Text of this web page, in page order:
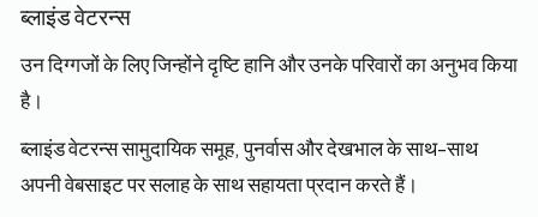
ब्लाइंड वेटरन्स
उन दिग्गजों के लिए जिन्होंने दृष्टि हानि और उनके परिवारों का अनुभव किया
है।
ब्लाइंड वेटरन्स सामुदायिक समूह, पुनर्वास और देखभाल के साथ-साथ
अपनी वेबसाइट पर सलाह के साथ सहायता प्रदान करते हैं।